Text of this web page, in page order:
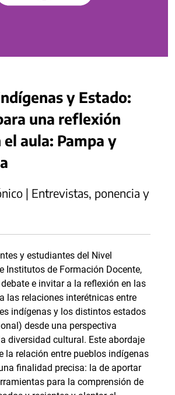
y Estado:
una reflexión
aula: Pampa y
| Entrevistas, ponencia y
y estudiantes del Nivel
Institutos de Formación Docente,
e invitar a la reflexión en las
las relaciones interétnicas entre
indígenas y los distintos estados
desde una perspectiva
diversidad cultural. Este abordaje
la relación entre pueblos indígenas
finalidad precisa: la de aportar
para la comprensión de